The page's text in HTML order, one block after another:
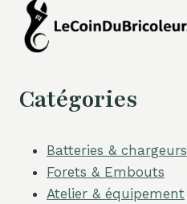
Catégories
Batteries & chargeurs
Forets & Embouts
Atelier & équipement